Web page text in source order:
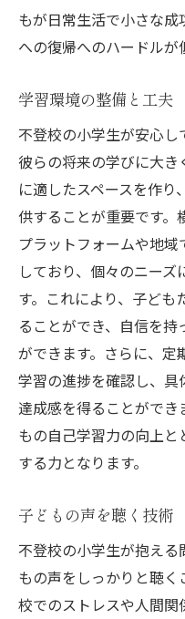
もが日常生活で小さな
への復帰へのハードルが
学習環境の整備と工夫
不登校の小学生が安心し
彼らの将来の学びに大き
に適したスペースを作
供することが重要です。
プラットフォームや地
しており、個々のニー
す。これにより、子ども
ることができ、自信を
ができます。さらに、定
学習の進捗を確認し、具
達成感を得ることがで
もの自己学習力の向上
する力となります。
子どもの声を聴く技術
不登校の小学生が抱え
もの声をしっかりと聴
校でのストレスや人間